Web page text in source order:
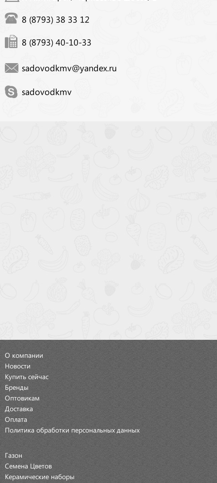
8 (8793) 38 33 12
8 (8793) 40-10-33
sadovodkmv@yandex.ru
sadovodkmv
О компании
Новости
Купить сейчас
Бренды
Оптовикам
Доставка
Оплата
Политика обработки персональных данных
Газон
Семена Цветов
Керамические наборы